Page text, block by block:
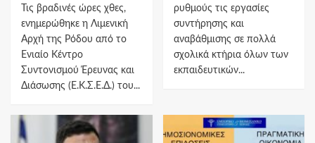
Τις βραδινές ώρες χθες,
ενημερώθηκε η Λιμενική
Αρχή της Ρόδου από το
Ενιαίο Κέντρο
Συντονισμού Έρευνας και
Διάσωσης (Ε.Κ.Σ.Ε.Δ.) του...
ρυθμούς τις εργασίες
συντήρησης και
αναβάθμισης σε πολλά
σχολικά κτήρια όλων των
εκπαιδευτικών...